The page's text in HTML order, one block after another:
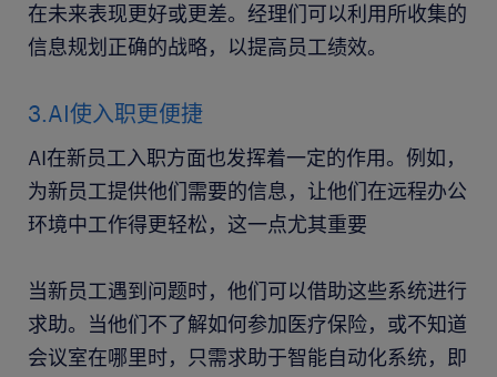
在未来表现更好或更差。经理们可以利用所收集的
信息规划正确的战略，以提高员工绩效。
3.AI使入职更便捷
AI在新员工入职方面也发挥着一定的作用。例如，
为新员工提供他们需要的信息，让他们在远程办公
环境中工作得更轻松，这一点尤其重要
当新员工遇到问题时，他们可以借助这些系统进行
求助。当他们不了解如何参加医疗保险，或不知道
会议室在哪里时，只需求助于智能自动化系统，即